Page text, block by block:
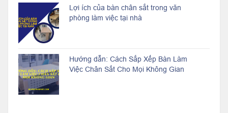
Lợi ích của bàn chân sắt trong văn
phòng làm việc tại nhà
Hướng dẫn: Cách Sắp Xếp Bàn Làm
Việc Chân Sắt Cho Mọi Không Gian